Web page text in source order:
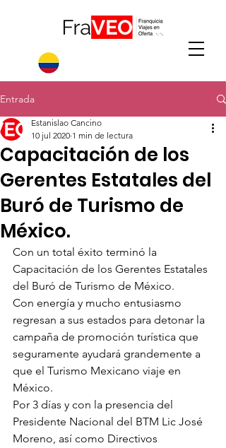
Entrada
Capacitación de los
Gerentes Estatales del
Buró de Turismo de
México.
Estanislao Cancino
10 jul 2020 1 min de lectura
Con un total éxito terminó la
Capacitación de los Gerentes Estatales
del Buró de Turismo de México.
Con energía y mucho entusiasmo
regresan a sus estados para detonar la
campaña de promoción turística que
seguramente ayudará grandemente a
que el Turismo Mexicano viaje en
México.
Por 3 días y con la presencia del
Presidente Nacional del BTM Lic José
Moreno, así como Directivos